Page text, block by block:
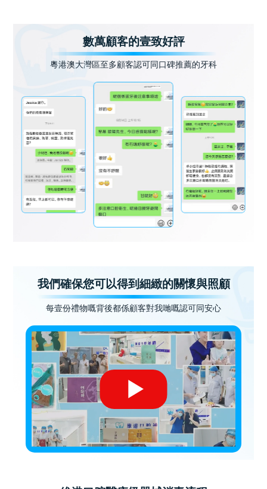
數萬顧客的壹致好評
粵港澳大灣區至多顧客認可同口碑推薦的牙科
我們確保您可以得到細緻的關懷與照顧
每壹份禮物嘅背後都係顧客對我哋嘅認可同安心